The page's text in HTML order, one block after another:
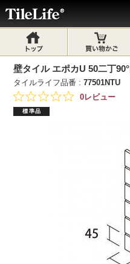
壁タイル エポカU 50二丁
タイルライフ品番 :77501NTU
0レビュー
標準品